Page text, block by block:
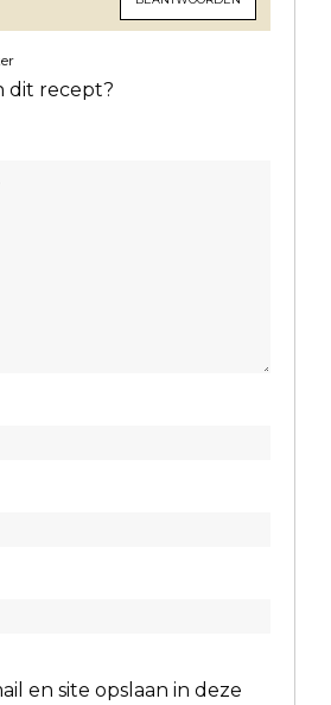
dit recept?
en site opslaan in deze